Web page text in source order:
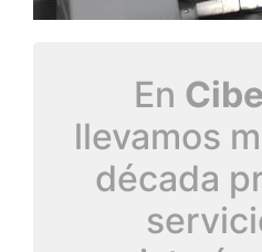
En
llevamos
década